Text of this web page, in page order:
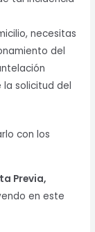
necesitas
del
solicitud del
con los
Previa,
en este